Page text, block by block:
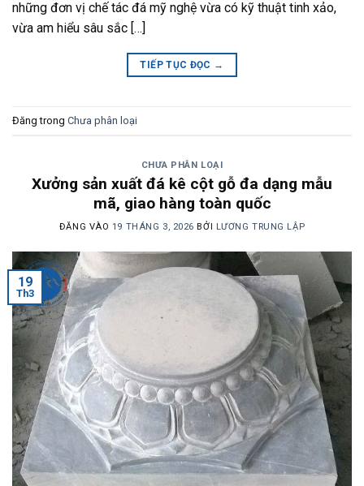
những đơn vị chế tác đá mỹ nghệ vừa có kỹ thuật tinh xảo,
vừa am hiểu sâu sắc […]
TIẾP TỤC ĐỌC →
Đăng trong Chưa phân loại
CHƯA PHÂN LOẠI
Xưởng sản xuất đá kê cột gỗ đa dạng mẫu
mã, giao hàng toàn quốc
ĐĂNG VÀO 19 THÁNG 3, 2026 BỞI LƯƠNG TRUNG LẬP
19
Th3